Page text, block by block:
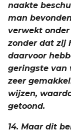
naakte
man
verwekt onder
zonder dat zij
daarvoor
geringste van
zeer
wijzen,
getoond.
14. Maar dit